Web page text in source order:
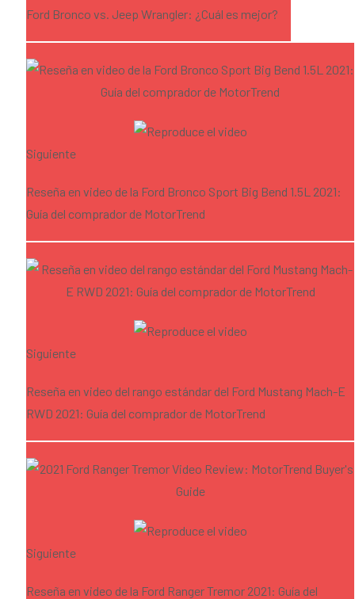
Ford Bronco vs. Jeep Wrangler: ¿Cuál es mejor?
Siguiente
Reseña en video de la Ford Bronco Sport Big Bend 1.5L 2021:
Guía del comprador de MotorTrend
Siguiente
Reseña en video del rango estándar del Ford Mustang Mach-E
RWD 2021: Guía del comprador de MotorTrend
Siguiente
Reseña en video de la Ford Ranger Tremor 2021: Guía del